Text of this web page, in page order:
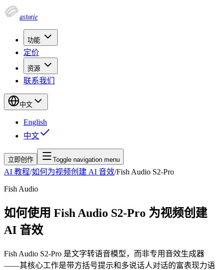
astorie
功能
定价
资源
联系我们
中文
English
中文
立即创作 Toggle navigation menu
AI 教程/如何为视频创建 AI 音效/Fish Audio S2-Pro
Fish Audio
如何使用 Fish Audio S2-Pro 为视频创建
AI 音效
Fish Audio S2-Pro 是文字转语音模型，而非专用音效生成器
——其核心工作是带方括号提示和多说话人对话的富表现力语